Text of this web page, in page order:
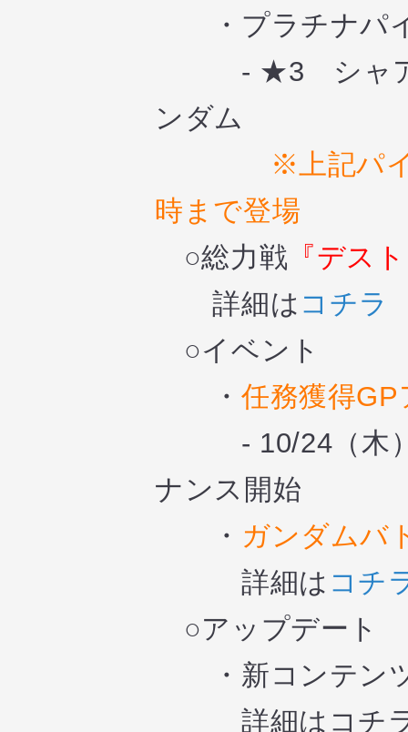
・プラチナパ
- ★3 シャア・
ンダム
※上記パ
時まで登場
○総力戦 『デス
詳細は コチラ
○イベント
・ 任務獲得
- 10/24（木）
ナンス開始
・ ガンダムバ
詳細は コチ
○アップデート
・新コンテン
詳細は コチ